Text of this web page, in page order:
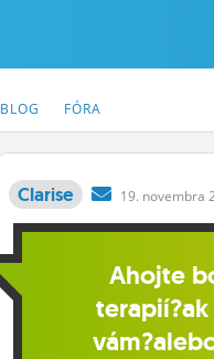
BLOG FÓRA
Clarise 19. novembra
Ahojte